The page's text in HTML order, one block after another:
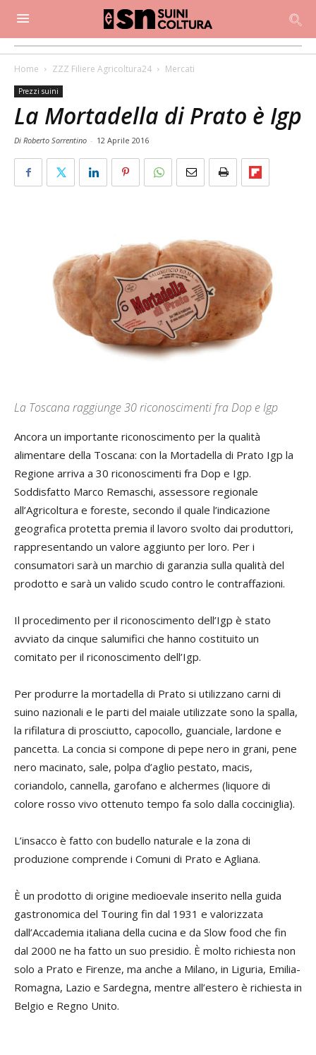
Home ZZZ Filiere Agricoltura24 Mercati
Prezzi suini
La Mortadella di Prato è Igp
Di Roberto Sorrentino - 12 Aprile 2016
La Toscana raggiunge 30 riconoscimenti fra Dop e Igp
Ancora un importante riconoscimento per la qualità
alimentare della Toscana: con la Mortadella di Prato Igp la
Regione arriva a 30 riconoscimenti fra Dop e Igp.
Soddisfatto Marco Remaschi, assessore regionale
all’Agricoltura e foreste, secondo il quale l’indicazione
geografica protetta premia il lavoro svolto dai produttori,
rappresentando un valore aggiunto per loro. Per i
consumatori sarà un marchio di garanzia sulla qualità del
prodotto e sarà un valido scudo contro le contraffazioni.
Il procedimento per il riconoscimento dell’Igp è stato
avviato da cinque salumifici che hanno costituito un
comitato per il riconoscimento dell’Igp.
Per produrre la mortadella di Prato si utilizzano carni di
suino nazionali e le parti del maiale utilizzate sono la spalla,
la rifilatura di prosciutto, capocollo, guanciale, lardone e
pancetta. La concia si compone di pepe nero in grani, pene
nero macinato, sale, polpa d’aglio pestato, macis,
coriandolo, cannella, garofano e alchermes (liquore di
colore rosso vivo ottenuto tempo fa solo dalla cocciniglia).
L’insacco è fatto con budello naturale e la zona di
produzione comprende i Comuni di Prato e Agliana.
È un prodotto di origine medioevale inserito nella guida
gastronomica del Touring fin dal 1931 e valorizzata
dall’Accademia italiana della cucina e da Slow food che fin
dal 2000 ne ha fatto un suo presidio. È molto richiesta non
solo a Prato e Firenze, ma anche a Milano, in Liguria, Emilia-
Romagna, Lazio e Sardegna, mentre all’estero è richiesta in
Belgio e Regno Unito.